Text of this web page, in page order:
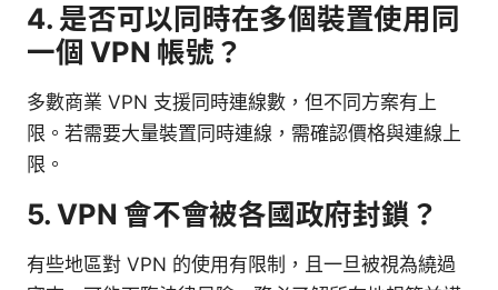
4. 是否可以同時在多個裝置使用同
一個 VPN 帳號？
多數商業 VPN 支援同時連線數，但不同方案有上
限。若需要大量裝置同時連線，需確認價格與連線上
限。
5. VPN 會不會被各國政府封鎖？
有些地區對 VPN 的使用有限制，且一旦被視為繞過